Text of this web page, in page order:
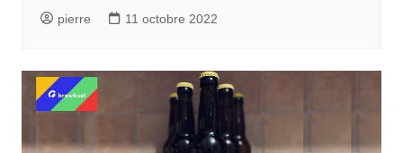
pierre 11 octobre 2022